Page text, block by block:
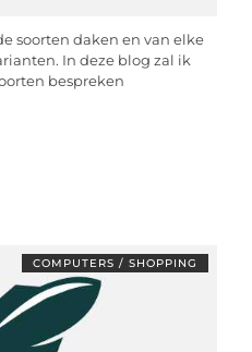
soorten daken en van elke
In deze blog zal ik
bespreken
COMPUTERS / SHOPPING